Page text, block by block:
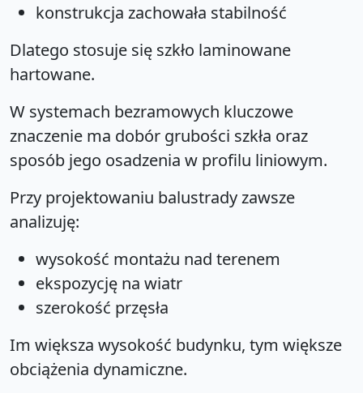
konstrukcja zachowała stabilność
Dlatego stosuje się szkło laminowane
hartowane.
W systemach bezramowych kluczowe
znaczenie ma dobór grubości szkła oraz
sposób jego osadzenia w profilu liniowym.
Przy projektowaniu balustrady zawsze
analizuję:
wysokość montażu nad terenem
ekspozycję na wiatr
szerokość przęsła
Im większa wysokość budynku, tym większe
obciążenia dynamiczne.